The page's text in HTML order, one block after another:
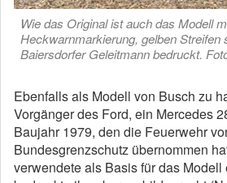
Wie das Original ist auch das Modell
Heckwarnmarkierung, gelben Streifen
Baiersdorfer Geleitmann bedruckt.
Ebenfalls als Modell von Busch zu
Vorgänger des Ford, ein Mercedes
Baujahr 1979, den die Feuerwehr
Bundesgrenzschutz übernommen
verwendete als Basis für das Modell